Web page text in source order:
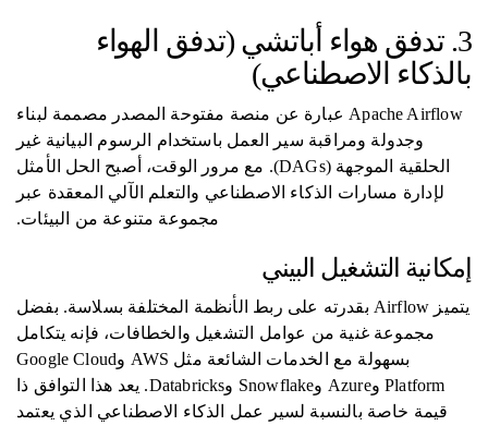
3. تدفق هواء أباتشي (تدفق الهواء
بالذكاء الاصطناعي)
Apache Airflow عبارة عن منصة مفتوحة المصدر مصممة لبناء
وجدولة ومراقبة سير العمل باستخدام الرسوم البيانية غير
الحلقية الموجهة (DAGs). مع مرور الوقت، أصبح الحل الأمثل
لإدارة مسارات الذكاء الاصطناعي والتعلم الآلي المعقدة عبر
مجموعة متنوعة من البيئات.
إمكانية التشغيل البيني
يتميز Airflow بقدرته على ربط الأنظمة المختلفة بسلاسة. بفضل
مجموعة غنية من عوامل التشغيل والخطافات، فإنه يتكامل
بسهولة مع الخدمات الشائعة مثل AWS وGoogle Cloud
Platform وAzure وSnowflake وDatabricks. يعد هذا التوافق ذا
قيمة خاصة بالنسبة لسير عمل الذكاء الاصطناعي الذي يعتمد